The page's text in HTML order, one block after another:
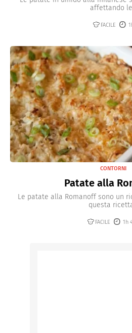
affettando
FACILE
CONTORNI
Patate alla
Le patate alla Romanoff sono un
questa
FACILE 1h